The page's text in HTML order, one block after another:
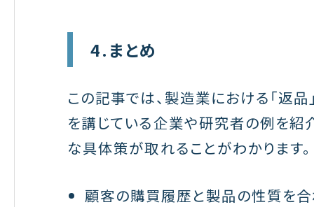
4.まとめ
この記事では、製造業における「返
を講じている企業や研究者の例を紹
な具体策が取れることがわかります。
顧客の購買履歴と製品の性質を合